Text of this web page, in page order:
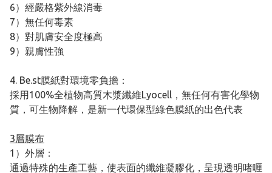
6）經嚴格紫外線消毒
7）無任何毒素
8）對肌膚安全度極高
9）親膚性強
4. Be.st膜紙對環境零負擔：
採用100%全植物高質木漿纖維Lyocell，無任何有害化學物
質，可生物降解，是新一代環保型綠色膜紙的出色代表
3層膜布
1）外層：
通過特殊的生產工藝，使表面的纖維凝膠化，呈現透明啫喱